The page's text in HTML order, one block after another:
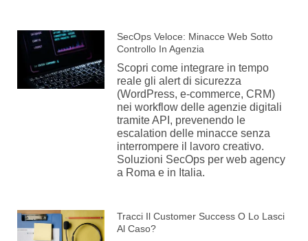
SecOps Veloce: Minacce Web Sotto
Controllo In Agenzia
Scopri come integrare in tempo
reale gli alert di sicurezza
(WordPress, e-commerce, CRM)
nei workflow delle agenzie digitali
tramite API, prevenendo le
escalation delle minacce senza
interrompere il lavoro creativo.
Soluzioni SecOps per web agency
a Roma e in Italia.
Tracci Il Customer Success O Lo Lasci
Al Caso?